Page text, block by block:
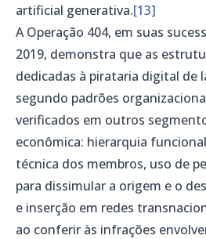
artificial generativa.[13]
A Operação 404, em suas
2019, demonstra que as
dedicadas à pirataria digital de
segundo padrões
verificados em outros
econômica: hierarquia
técnica dos membros, uso de
para dissimular a origem e o
e inserção em redes
ao conferir às infrações